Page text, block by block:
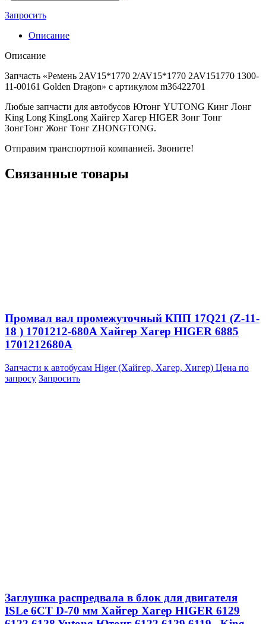
Запросить
Описание
Описание
Запчасть «Ремень 2AV15*1770 2/AV15*1770 2AV151770 1300-
11-00161 Golden Dragon» с артикулом m36422701
Любые запчасти для автобусов Ютонг YUTONG Кинг Лонг
King Long KingLong Хайгер Хагер HIGER Зонг Тонг
ЗонгТонг Жонг Тонг ZHONGTONG.
Отправим транспортной компанией. Звоните!
Связанные товары
Промвал вал промежуточный КПП 17Q21 (Z-11-
18 ) 1701212-680A Хайгер Хагер HIGER 6885
1701212680A
Запчасти к автобусам Higer (Хайгер, Хагер, Хигер) Цена по
запросу Запросить
Заглушка распредвала в блок для двигателя
ISLe 6CT D-70 мм Хайгер Хагер HIGER 6129